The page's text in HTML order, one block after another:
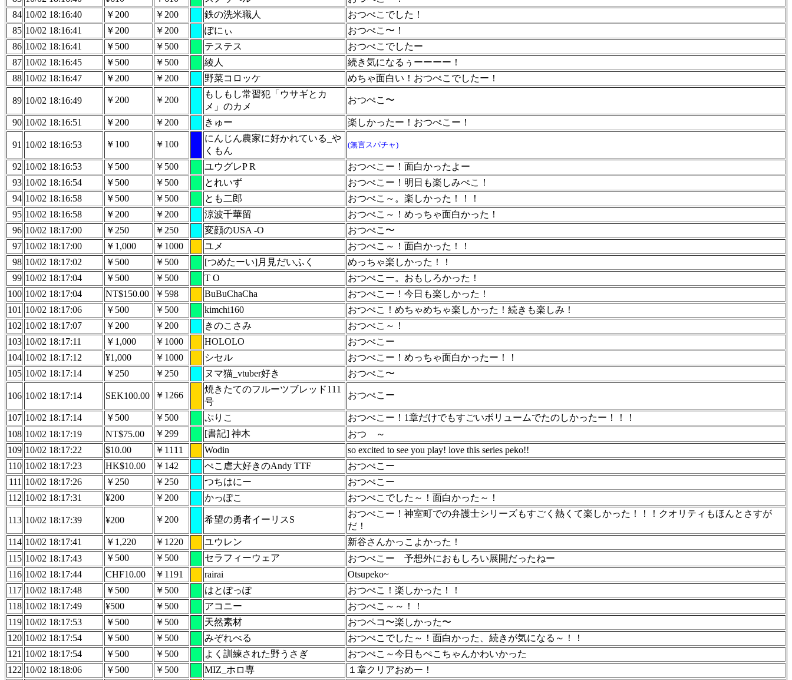
84 10/02 18:16:40 ￥200 ￥200 鉄の洗米職人
おつぺこでした！
85 10/02 18:16:41 ￥200 ￥200 ぽにぃ
おつぺこ〜！
86 10/02 18:16:41 ￥500 ￥500 テステス
おつぺこでしたー
87 10/02 18:16:45 ￥500 ￥500 綾人
続き気になるぅーーーー！
88 10/02 18:16:47 ￥200 ￥200 野菜コロッケ めちゃ面白い！おつぺこでしたー！
89 10/02 18:16:49 ￥200 ￥200
もしもし常習犯「ウサギとカ
メ」のカメ
おつぺこ〜
90 10/02 18:16:51 ￥200 ￥200 きゅー 楽しかったー！おつぺこー！
91 10/02 18:16:53 ￥100 ￥100
にんじん農家に好かれている_や
くもん
(無言スパチャ)
92 10/02 18:16:53 ￥500 ￥500 ユウグレP R
おつぺこー！面白かったよー
93 10/02 18:16:54 ￥500 ￥500 とれいず
おつぺこー！明日も楽しみぺこ！
94 10/02 18:16:58 ￥500 ￥500 とも二郎
おつぺこ～。楽しかった！！！
95 10/02 18:16:58 ￥200 ￥200 涼波千華留
おつぺこ～！めっちゃ面白かった！
96 10/02 18:17:00 ￥250 ￥250 変顔のUSA -O
おつぺこ〜
97 10/02 18:17:00 ￥1,000 ￥1000 ユメ
おつぺこ～！面白かった！！
98 10/02 18:17:02 ￥500 ￥500 [つめたーい]月見だいふく
めっちゃ楽しかった！！
99 10/02 18:17:04 ￥500 ￥500 T O
おつぺこー。おもしろかった！
100 10/02 18:17:04 NT$150.00 ￥598 BuBuChaCha
おつぺこー！今日も楽しかった！
101 10/02 18:17:06 ￥500 ￥500 kimchi160
おつぺこ！めちゃめちゃ楽しかった！続きも楽しみ！
102 10/02 18:17:07 ￥200 ￥200 きのこさみ
おつぺこ～！
103 10/02 18:17:11 ￥1,000 ￥1000 HOLOLO
おつぺこー
104 10/02 18:17:12 ¥1,000 ￥1000 シセル
おつぺこー！めっちゃ面白かったー！！
105 10/02 18:17:14 ￥250 ￥250 ヌマ猫_vtuber好き おつぺこ〜
106 10/02 18:17:14 SEK100.00 ￥1266
焼きたてのフルーツブレッド111
号
おつぺこー
107 10/02 18:17:14 ￥500 ￥500 ぷりこ
おつぺこー！1章だけでもすごいボリュームでたのしかったー！！！
108 10/02 18:17:19 NT$75.00 ￥299 [書記] 神木 おつ
～
109 10/02 18:17:22 $10.00 ￥1111 Wodin
so excited to see you play! love this series peko!!
110 10/02 18:17:23 HK$10.00 ￥142 ぺこ虐大好きのAndy TTF
おつぺこー
111 10/02 18:17:26 ￥250 ￥250 つちはにー
おつぺこー
112 10/02 18:17:31 ¥200 ￥200 かっぽこ おつぺこでした～！面白かった～！
113 10/02 18:17:39 ¥200 ￥200 希望の勇者イーリスS
おつぺこー！神室町での弁護士シリーズもすごく熱くて楽しかった！！！クオリティもほんとさすが
だ！
114 10/02 18:17:41 ￥1,220 ￥1220 ユウレン
新谷さんかっこよかった！
115 10/02 18:17:43 ￥500 ￥500 セラフィーウェア おつぺこー
予想外におもしろい展開だったねー
116 10/02 18:17:44 CHF10.00 ￥1191 rairai
Otsupeko~
117 10/02 18:17:48 ￥500 ￥500 はとぽっぽ
おつぺこ！楽しかった！！
118 10/02 18:17:49 ¥500 ￥500 アコニー
おつぺこ～～！！
119 10/02 18:17:53 ￥500 ￥500 天然素材
おつペコ〜楽しかった〜
120 10/02 18:17:54 ￥500 ￥500 みぞれべる
おつぺこでした～！面白かった、続きが気になる～！！
121 10/02 18:17:54 ￥500 ￥500 よく訓練された野うさぎ
おつぺこ～今日もぺこちゃんかわいかった
122 10/02 18:18:06 ￥500 ￥500 MIZ_ホロ専 １章クリアおめー！